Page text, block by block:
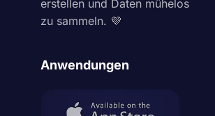
erstellen und Daten mühelos
zu sammeln. 💜
Anwendungen